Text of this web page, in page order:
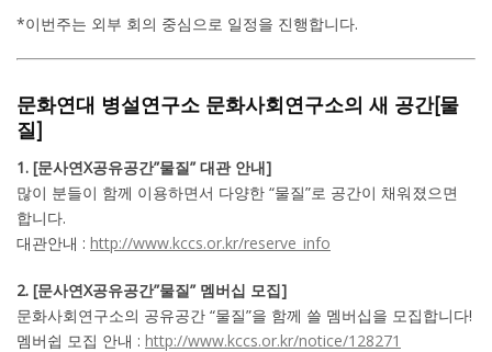
*이번주는 외부 회의 중심으로 일정을 진행합니다.
문화연대 병설연구소 문화사회연구소의 새 공간[물
질]
1. [문사연X공유공간”물질” 대관 안내]
많이 분들이 함께 이용하면서 다양한 “물질”로 공간이 채워졌으면
합니다.
대관안내 : http://www.kccs.or.kr/reserve_info
2. [문사연X공유공간”물질” 멤버십 모집]
문화사회연구소의 공유공간 “물질”을 함께 쓸 멤버십을 모집합니다!
멤버쉽 모집 안내 : http://www.kccs.or.kr/notice/128271